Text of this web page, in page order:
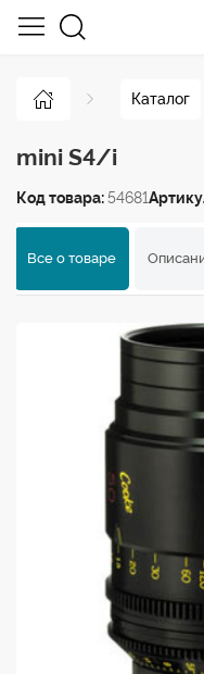
Каталог
mini S4/i
Код товара: 54681
Все о товаре